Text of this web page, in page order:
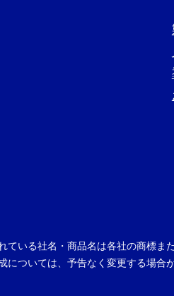
ている社名・商品名は各社の商標ま
については、予告なく変更する場合